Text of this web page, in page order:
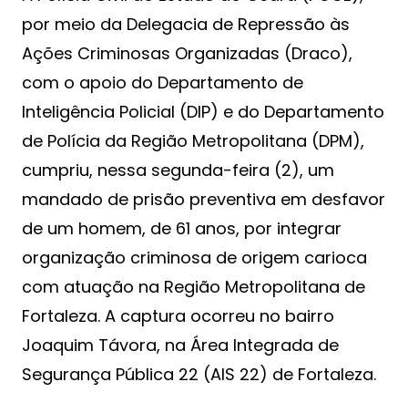
por meio da Delegacia de Repressão às
Ações Criminosas Organizadas (Draco),
com o apoio do Departamento de
Inteligência Policial (DIP) e do Departamento
de Polícia da Região Metropolitana (DPM),
cumpriu, nessa segunda-feira (2), um
mandado de prisão preventiva em desfavor
de um homem, de 61 anos, por integrar
organização criminosa de origem carioca
com atuação na Região Metropolitana de
Fortaleza. A captura ocorreu no bairro
Joaquim Távora, na Área Integrada de
Segurança Pública 22 (AIS 22) de Fortaleza.